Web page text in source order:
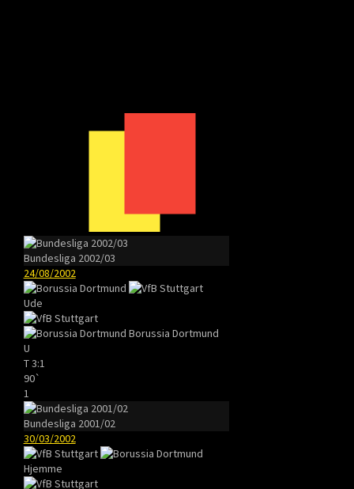
Bundesliga 2002/03
24/08/2002
Ude
Borussia Dortmund
U
T3:1
90`
1
Bundesliga 2001/02
30/03/2002
Hjemme